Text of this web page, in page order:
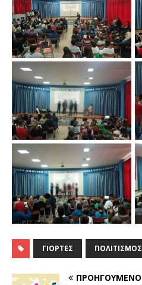
ΓΙΟΡΤΈΣ ΠΟΛΙΤΙΣΜΌΣ
ΠΡΟΗΓΟΎΜΕΝΟ